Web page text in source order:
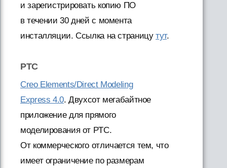
и зарегистрировать копию ПО
в течении 30 дней с момента
инсталляции. Ссылка на страницутут.
PTC
Creo Elements/Direct Modeling
Express 4.0. Двухсот мегабайтное
приложение для прямого
моделирования от PTC.
От коммерческого отличается тем, что
имеет ограничение по размерам